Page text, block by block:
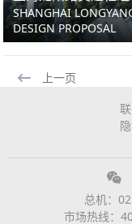
SHANGHAI
DESIGN PROPOSAL
上一页
总机：
市场热线：